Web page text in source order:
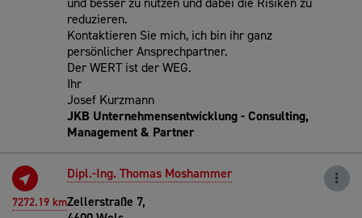
reduzieren.
Kontaktieren Sie mich, ich bin ihr ganz
persönlicher Ansprechpartner.
Der WERT ist der WEG.
Ihr
Josef Kurzmann
JKB Unternehmensentwicklung - Consulting,
Management & Partner
7272.19 km
Dipl.-Ing. Thomas Moshammer
Zellerstraße 7,